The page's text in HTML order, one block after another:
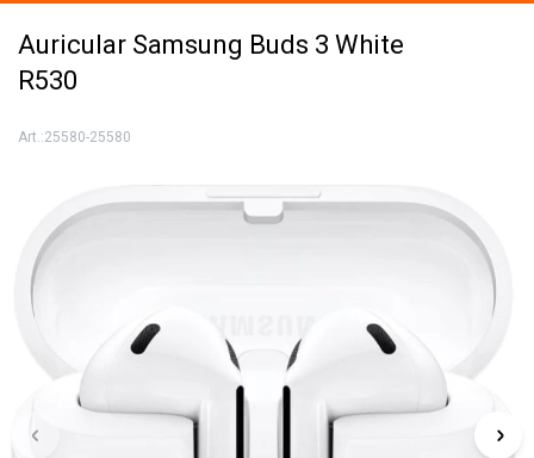
Auricular Samsung Buds 3 White
R530
25580-25580